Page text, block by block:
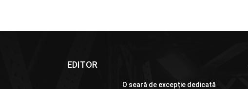
EDITOR
O seară de excepție dedicată